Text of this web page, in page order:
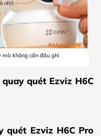
không cần đầu ghi
quét Ezviz H6C
quét Ezviz H6C Pro